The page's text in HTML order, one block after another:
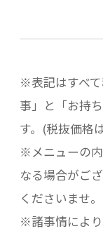
※表記はすべ
事」と「お持
す。(税抜価格
※メニューの
なる場合がご
くださいませ。
※諸事情によ